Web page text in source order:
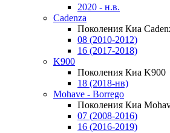
2020 - н.в.
Cadenza
Поколения Киа
08 (2010-2012)
16 (2017-2018)
K900
Поколения Киа K900
18 (2018-нв)
Mohave - Borrego
Поколения Киа
07 (2008-2016)
16 (2016-2019)